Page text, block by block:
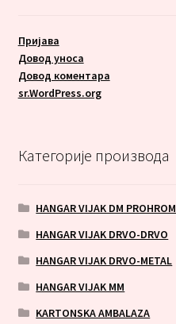
Пријава
Довод уноса
Довод коментара
sr.WordPress.org
Категорије производа
HANGAR VIJAK DM PROHROM
HANGAR VIJAK DRVO-DRVO
HANGAR VIJAK DRVO-METAL
HANGAR VIJAK MM
KARTONSKA AMBALAZA